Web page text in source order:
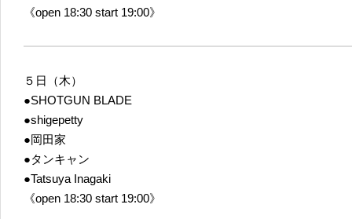
《open 18:30 start 19:00》
５日（木）
●SHOTGUN BLADE
●shigepetty
●岡田家
●タンキャン
●Tatsuya Inagaki
《open 18:30 start 19:00》